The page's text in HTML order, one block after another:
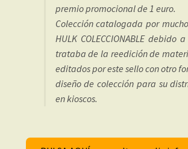
premio promocional de 1 euro.
Colección catalogada por
HULK COLECCIONABLE debido
trataba de la reedición de
editados por este sello con otro
diseño de colección para su
en kioscos.